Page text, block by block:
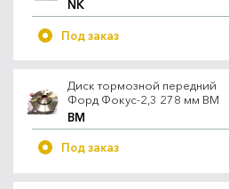
NK
Под заказ
Диск тормозной передний
Форд Фокус-2,3 278 мм BM
BM
Под заказ